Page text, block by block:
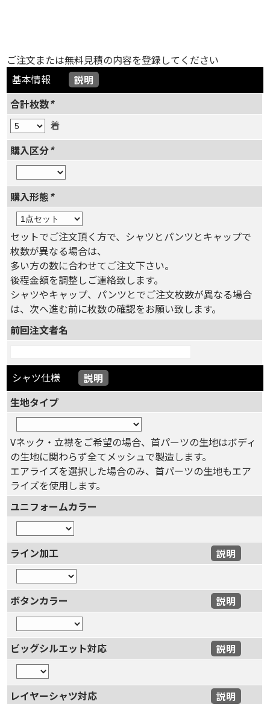
ご注文または無料見積の内容を登録してください
基本情報
説明
合計枚数*
着
購入区分*
購入形態*
セットでご注文頂く方で、シャツとパンツとキャップで
枚数が異なる場合は、
多い方の数に合わせてご注文下さい。
後程金額を調整しご連絡致します。
シャツやキャップ、パンツとでご注文枚数が異なる場合
は、次へ進む前に枚数の確認をお願い致します。
前回注文者名
シャツ仕様
説明
生地タイプ
Vネック・立襟をご希望の場合、首パーツの生地はボディ
の生地に関わらず全てメッシュで製造します。
エアライズを選択した場合のみ、首パーツの生地もエア
ライズを使用します。
ユニフォームカラー
ライン加工 説明
ボタンカラー 説明
ビッグシルエット対応 説明
レイヤーシャツ対応 説明